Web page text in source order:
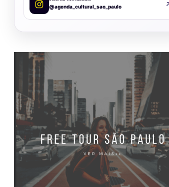
@agenda_cultural_sao_paulo